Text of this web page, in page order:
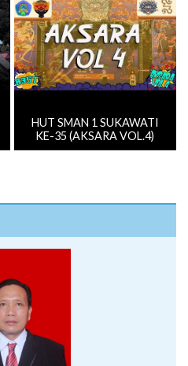
HUT SMAN 1 SUKAWATI
KE-35 (AKSARA VOL.4)